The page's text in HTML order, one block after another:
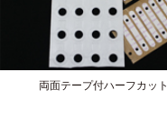
両面テープ付ハーフカッ